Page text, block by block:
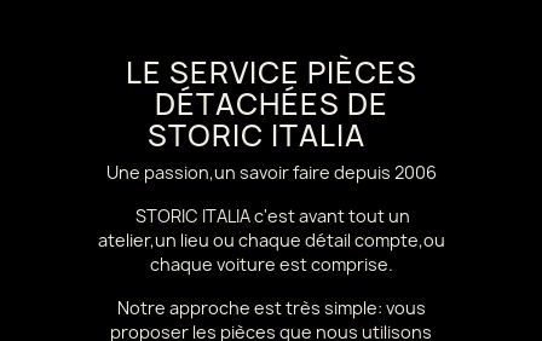
LE SERVICE PIÈCES
DÉTACHÉES DE
STORIC ITALIA
Une passion,un savoir faire depuis 2006
STORIC ITALIA c'est avant tout un
atelier,un lieu ou chaque détail compte,ou
chaque voiture est comprise.
Notre approche est très simple: vous
proposer les pièces que nous utilisons